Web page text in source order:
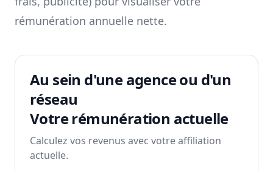
rémunération annuelle nette.
Au sein d'une agence ou d'un
réseau
Votre rémunération actuelle
Calculez vos revenus avec votre affiliation
actuelle.